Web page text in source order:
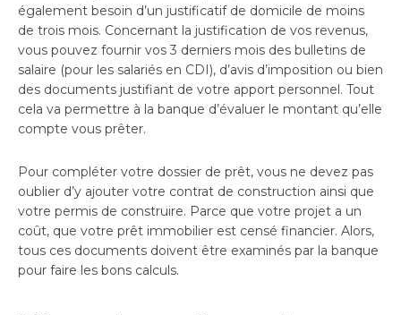
également besoin d’un justificatif de domicile de moins
de trois mois. Concernant la justification de vos revenus,
vous pouvez fournir vos 3 derniers mois des bulletins de
salaire (pour les salariés en CDI), d’avis d’imposition ou bien
des documents justifiant de votre apport personnel. Tout
cela va permettre à la banque d’évaluer le montant qu’elle
compte vous prêter.
Pour compléter votre dossier de prêt, vous ne devez pas
oublier d’y ajouter votre contrat de construction ainsi que
votre permis de construire. Parce que votre projet a un
coût, que votre prêt immobilier est censé financier. Alors,
tous ces documents doivent être examinés par la banque
pour faire les bons calculs.